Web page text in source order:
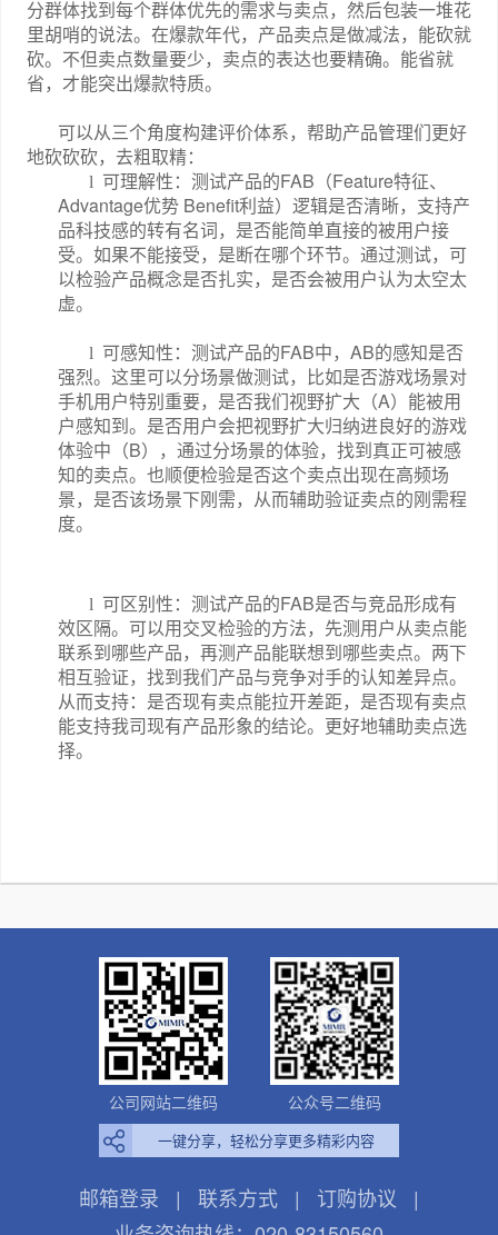
分群体找到每个群体优先的需求与卖点，然后包装一堆花
里胡哨的说法。在爆款年代，产品卖点是做减法，能砍就
砍。不但卖点数量要少，卖点的表达也要精确。能省就
省，才能突出爆款特质。
可以从三个角度构建评价体系，帮助产品管理们更好
地砍砍砍，去粗取精：
l 可理解性：测试产品的FAB （Feature特征、
Advantage优势Benefit利益）逻辑是否清晰，支持产
品科技感的转有名词，是否能简单直接的被用户接
受。如果不能接受，是断在哪个环节。通过测试，可
以检验产品概念是否扎实，是否会被用户认为太空太
虚。
l 可感知性：测试产品的FAB中，AB的感知是否
强烈。这里可以分场景做测试，比如是否游戏场景对
手机用户特别重要，是否我们视野扩大（A）能被用
户感知到。是否用户会把视野扩大归纳进良好的游戏
体验中（B），通过分场景的体验，找到真正可被感
知的卖点。也顺便检验是否这个卖点出现在高频场
景，是否该场景下刚需，从而辅助验证卖点的刚需程
度。
l 可区别性：测试产品的FAB是否与竞品形成有
效区隔。可以用交叉检验的方法，先测用户从卖点能
联系到哪些产品，再测产品能联想到哪些卖点。两下
相互验证，找到我们产品与竞争对手的认知差异点。
从而支持：是否现有卖点能拉开差距，是否现有卖点
能支持我司现有产品形象的结论。更好地辅助卖点选
择。
公司网站二维码 公众号二维码
一键分享，轻松分享更多精彩内容
邮箱登录 | 联系方式 | 订购协议
|